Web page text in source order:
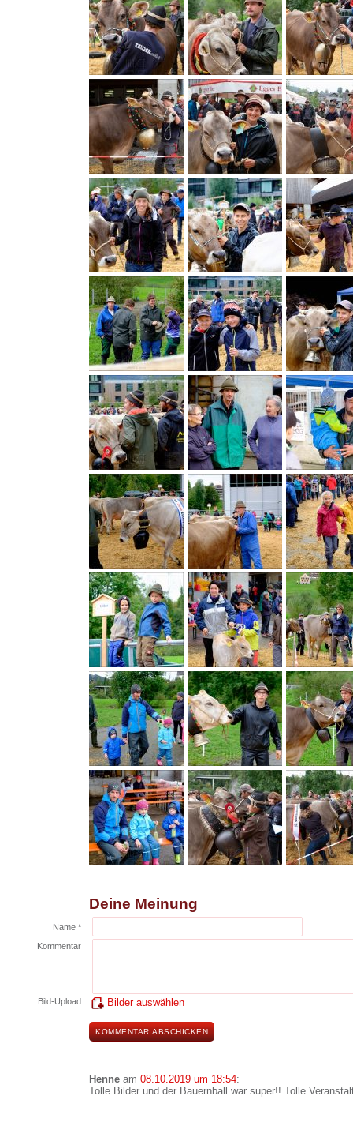
Deine Meinung
Name *
Kommentar
Bild-Upload Bilder auswählen
Henne am 08.10.2019 um 18:54:
Tolle Bilder und der Bauernball war super!! Tolle